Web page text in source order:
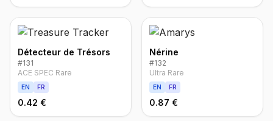
Détecteur de Trésors
#131
ACE SPEC Rare
EN FR
0.42 €
Nérine
#132
Ultra Rare
EN FR
0.87 €